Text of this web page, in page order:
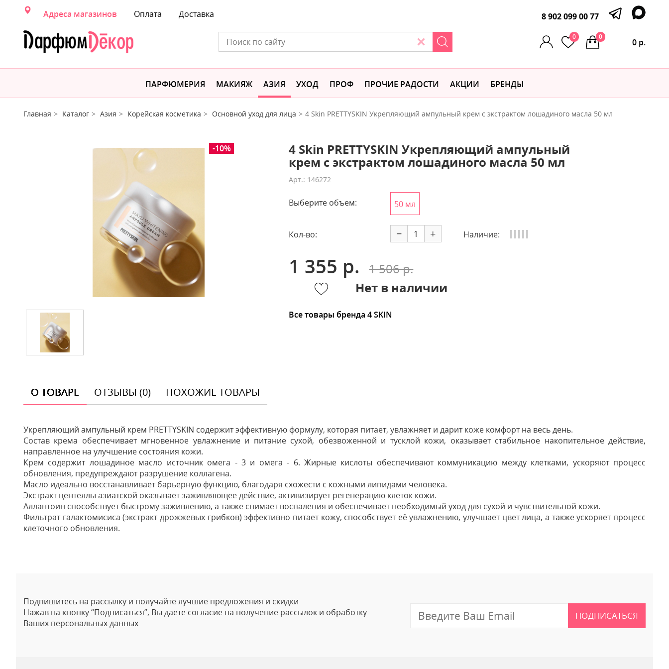
Адреса магазинов Оплата Доставка 8 902 099 00 77
0
0 р.
0
ПАРФЮМЕРИЯ МАКИЯЖ АЗИЯ УХОД ПРОФ ПРОЧИЕ РАДОСТИ АКЦИИ БРЕНДЫ
Главная Каталог Азия Корейская косметика Основной уход для лица 4 Skin PRETTYSKIN Укрепляющий ампульный крем с экстрактом лошадиного масла 50 мл
-10% 4 Skin PRETTYSKIN Укрепляющий ампульный
крем с экстрактом лошадиного масла 50 мл
Арт.: 146272
Выберите объем: 50 мл
Кол-во: − + Наличие:
1 355 р.
1 506 р.
Нет в наличии
Все товары бренда 4 SKIN
О ТОВАРЕ ОТЗЫВЫ (0) ПОХОЖИЕ ТОВАРЫ
Укрепляющий ампульный крем PRETTYSKIN содержит эффективную формулу, которая питает, увлажняет и дарит коже комфорт на весь день.
Состав крема обеспечивает мгновенное увлажнение и питание сухой, обезвоженной и тусклой кожи, оказывает стабильное накопительное действие,
направленное на улучшение состояния кожи.
Крем содержит лошадиное масло источник омега - 3 и омега - 6. Жирные кислоты обеспечивают коммуникацию между клетками, ускоряют процесс
обновления, предупреждают разрушение коллагена.
Масло идеально восстанавливает барьерную функцию, благодаря схожести с кожными липидами человека.
Экстракт центеллы азиатской оказывает заживляющее действие, активизирует регенерацию клеток кожи.
Аллантоин способствует быстрому заживлению, а также снимает воспаления и обеспечивает необходимый уход для сухой и чувствительной кожи.
Фильтрат галактомисиса (экстракт дрожжевых грибков) эффективно питает кожу, способствует её увлажнению, улучшает цвет лица, а также ускоряет процесс
клеточного обновления.
Подпишитесь на рассылку и получайте лучшие предложения и скидки
Нажав на кнопку “Подписаться”, Вы даете согласие на получение рассылок и обработку
Ваших персональных данных
ПОДПИСАТЬСЯ